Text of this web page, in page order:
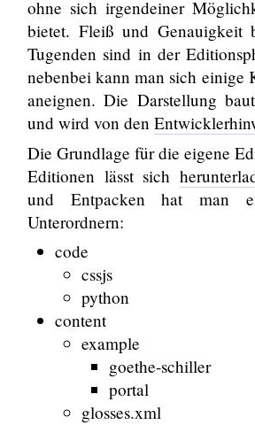
ohne sich irgendeiner
bietet. Fleiß und Genauigkeit
Tugenden sind in der
nebenbei kann man sich einige
aneignen. Die Darstellung
und wird von den
Die Grundlage für die eigene
Editionen lässt sich
und Entpacken hat man
Unterordnern:
code
cssjs
python
content
example
goethe-schiller
portal
glosses.xml